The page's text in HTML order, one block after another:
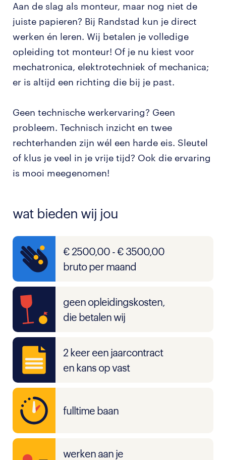
Aan de slag als monteur, maar nog niet de
juiste papieren? Bij Randstad kun je direct
werken én leren. Wij betalen je volledige
opleiding tot monteur! Of je nu kiest voor
mechatronica, elektrotechniek of mechanica;
er is altijd een richting die bij je past.
Geen technische werkervaring? Geen
probleem. Technisch inzicht en twee
rechterhanden zijn wél een harde eis. Sleutel
of klus je veel in je vrije tijd? Ook die ervaring
is mooi meegenomen!
wat bieden wij jou
€ 2500,00 - € 3500,00
bruto per maand
geen opleidingskosten,
die betalen wij
2 keer een jaarcontract
en kans op vast
fulltime baan
werken aan je